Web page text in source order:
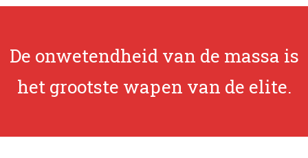
De onwetendheid van de massa is
het grootste wapen van de elite.